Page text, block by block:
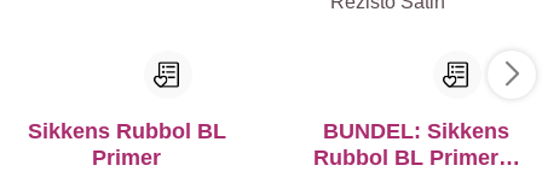
Sikkens Rubbol BL
Primer
BUNDEL: Sikkens
Rubbol BL Primer +